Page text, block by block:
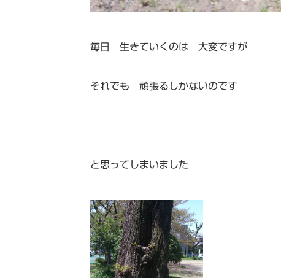
毎日 生きていくのは 大変ですが
それでも 頑張るしかないのです
と思ってしまいました